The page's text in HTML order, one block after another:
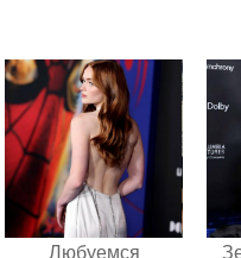
Любуемся